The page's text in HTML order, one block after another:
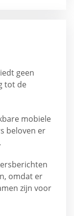
geen
tot de
mobiele
beloven er
omdat er
zijn voor